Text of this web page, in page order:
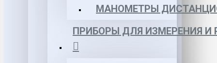
МАНОМЕТРЫ
ПРИБОРЫ ДЛЯ ИЗМЕРЕНИЯ И